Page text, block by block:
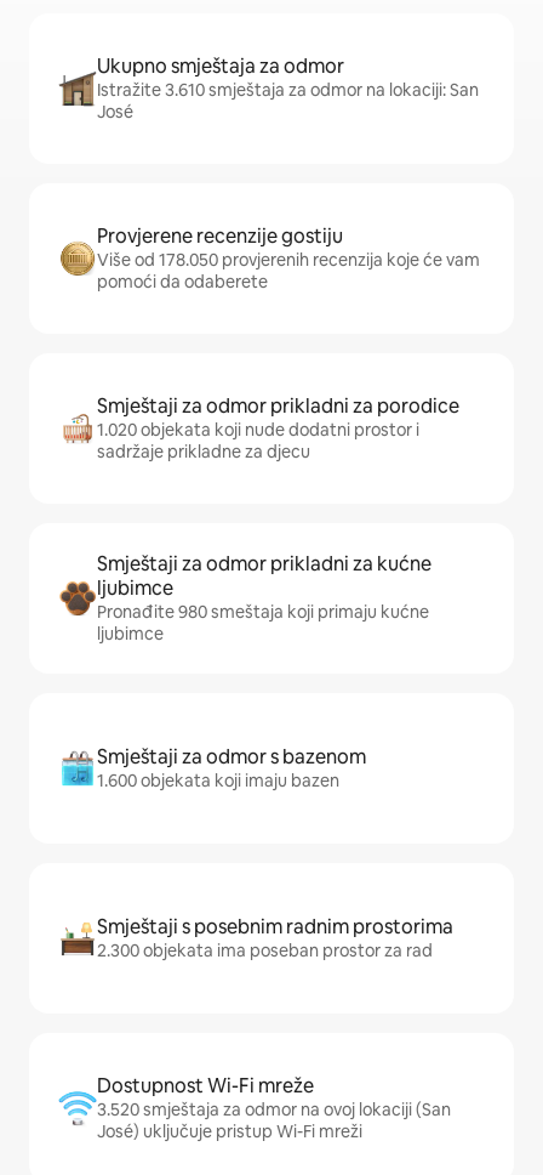
Ukupno smještaja za odmor
Istražite 3.610 smještaja za odmor na lokaciji: San
José
Provjerene recenzije gostiju
Više od 178.050 provjerenih recenzija koje će vam
pomoći da odaberete
Smještaji za odmor prikladni za porodice
1.020 objekata koji nude dodatni prostor i
sadržaje prikladne za djecu
Smještaji za odmor prikladni za kućne
ljubimce
Pronađite 980 smeštaja koji primaju kućne
ljubimce
Smještaji za odmor s bazenom
1.600 objekata koji imaju bazen
Smještaji s posebnim radnim prostorima
2.300 objekata ima poseban prostor za rad
Dostupnost Wi-Fi mreže
3.520 smještaja za odmor na ovoj lokaciji (San
José) uključuje pristup Wi-Fi mreži